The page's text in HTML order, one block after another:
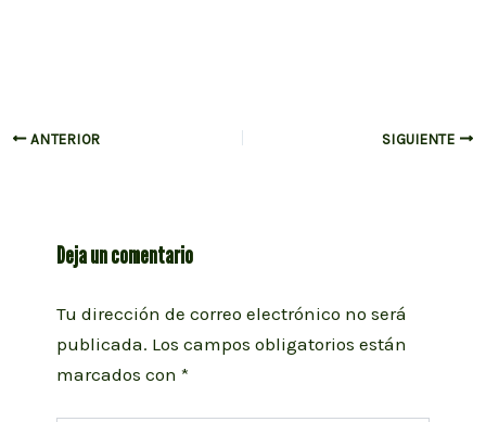
Navegación
ANTERIOR SIGUIENTE
Deja un comentario
Tu dirección de correo electrónico no será
publicada. Los campos obligatorios están
marcados con *